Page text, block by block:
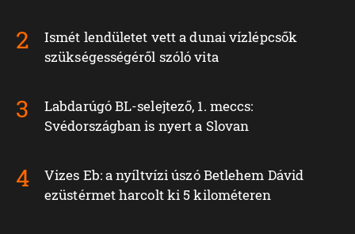
Ismét lendületet vett a dunai vízlépcsők
szükségességéről szóló vita
Labdarúgó BL-selejtező, 1. meccs:
Svédországban is nyert a Slovan
Vizes Eb: a nyíltvízi úszó Betlehem Dávid
ezüstérmet harcolt ki 5 kilométeren